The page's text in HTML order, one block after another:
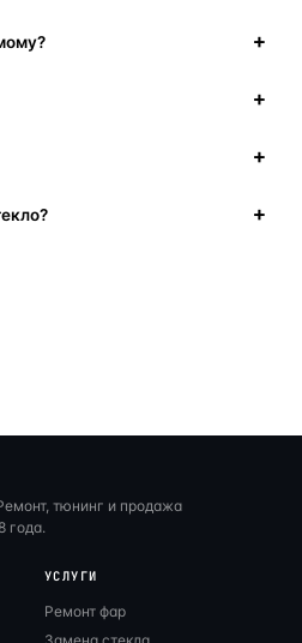
тюнинг и продажа
года.
УСЛУГИ
Ремонт фар